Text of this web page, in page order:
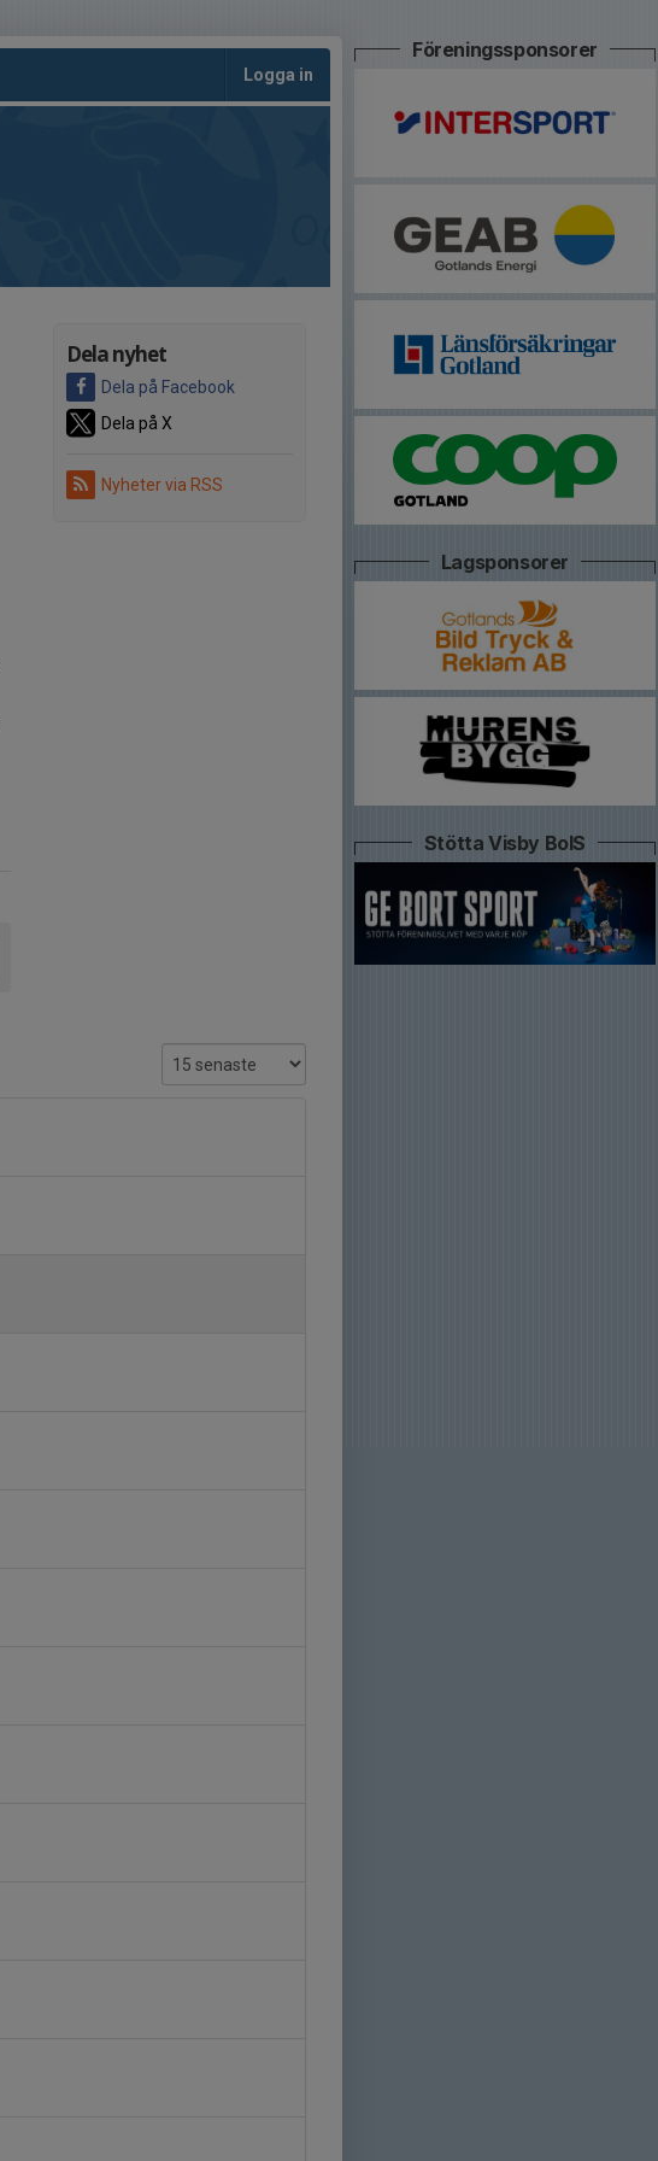
Logga in
Dela nyhet
Dela på Facebook
Dela på X
Nyheter via RSS
Föreningssponsorer
Lagsponsorer
Stötta Visby BoIS